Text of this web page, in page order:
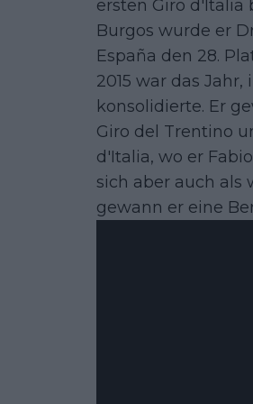
ersten Giro d'Italia
Burgos wurde er
España den 28.
2015 war das
konsolidierte. Er
Giro del Trentino
d'Italia, wo er
sich aber auch als
gewann er eine